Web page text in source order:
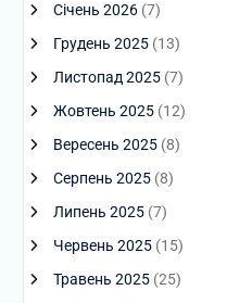
Січень 2026(7)
Грудень 2025(13)
Листопад 2025(7)
Жовтень 2025(12)
Вересень 2025(8)
Серпень 2025(8)
Липень 2025(7)
Червень 2025(15)
Травень 2025(25)